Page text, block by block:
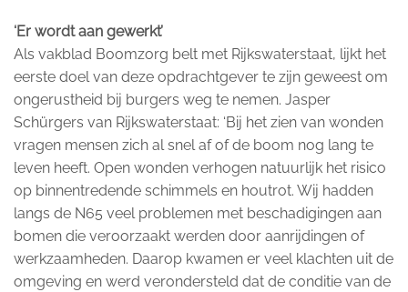
‘Er wordt aan gewerkt’
Als vakblad Boomzorg belt met Rijkswaterstaat, lijkt het
eerste doel van deze opdrachtgever te zijn geweest om
ongerustheid bij burgers weg te nemen. Jasper
Schürgers van Rijkswaterstaat: ‘Bij het zien van wonden
vragen mensen zich al snel af of de boom nog lang te
leven heeft. Open wonden verhogen natuurlijk het risico
op binnentredende schimmels en houtrot. Wij hadden
langs de N65 veel problemen met beschadigingen aan
bomen die veroorzaakt werden door aanrijdingen of
werkzaamheden. Daarop kwamen er veel klachten uit de
omgeving en werd verondersteld dat de conditie van de